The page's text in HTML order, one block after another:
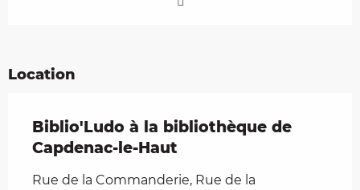
Location
Biblio'Ludo à la bibliothèque de
Capdenac-le-Haut
Rue de la Commanderie, Rue de la